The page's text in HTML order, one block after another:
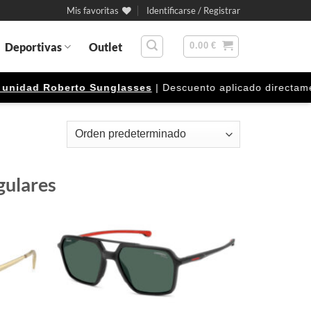
Mis favoritas Identificarse / Registrar
Deportivas Outlet 0.00€
Roberto Sunglasses | Descuento aplicado directamente
de sol
que
Gafas
de sol